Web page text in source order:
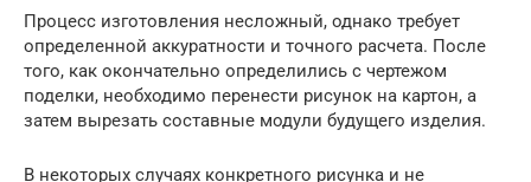
Процесс изготовления несложный, однако требует
определенной аккуратности и точного расчета. После
того, как окончательно определились с чертежом
поделки, необходимо перенести рисунок на картон, а
затем вырезать составные модули будущего изделия.
В некоторых случаях конкретного рисунка и не